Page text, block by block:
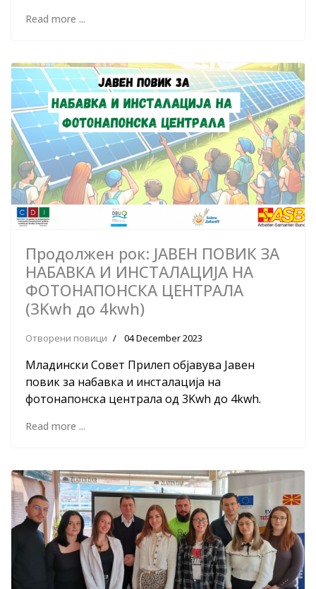
Read more ...
Продолжен рок: ЈАВЕН ПОВИК ЗА
НАБАВКА И ИНСТАЛАЦИЈА НА
ФОТОНАПОНСКА ЦЕНТРАЛА
(3Kwh до 4kwh)
Отворени повици 04 December 2023
Младински Совет Прилеп објавува Јавен
повик за набавка и инсталација на
фотонапонска централа од 3Kwh до 4kwh.
Read more ...